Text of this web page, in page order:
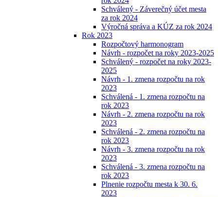
Schválený - Záverečný účet mesta
za rok 2024
Výročná správa a KÚZ za rok 2024
Rok 2023
Rozpočtový harmonogram
Návrh - rozpočet na roky 2023-2025
Schválený - rozpočet na roky 2023-
2025
Návrh - 1. zmena rozpočtu na rok
2023
Schválená - 1. zmena rozpočtu na
rok 2023
Návrh - 2. zmena rozpočtu na rok
2023
Schválená - 2. zmena rozpočtu na
rok 2023
Návrh - 3. zmena rozpočtu na rok
2023
Schválená - 3. zmena rozpočtu na
rok 2023
Plnenie rozpočtu mesta k 30. 6.
2023